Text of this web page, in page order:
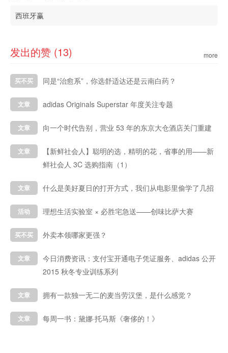
西班牙赢
发出的赞 (13) more
买不买 同是“治愈系”，你选舒适达还是云南白药？
文章 adidas Originals Superstar 年度关注专题
文章 向一个时代告别，营业 53 年的东京大仓酒店关门重建
文章
【新鲜社会人】聪明的选，精明的花，省事的用——新
鲜社会人 3C 选购指南（1）
文章 什么是美好夏日的打开方式，我们从电影里偷学了几招
活动 理想生活实验室 × 必胜宅急送——创味比萨大赛
买不买 外卖本领哪家更强？
文章
今日消费资讯：支付宝开通电子凭证服务、adidas 公开
2015 秋冬专业训练系列
文章 拥有一款独一无二的麦当劳汉堡，是什么感觉？
文章 每周一书：黛娜·托马斯《奢侈的！》